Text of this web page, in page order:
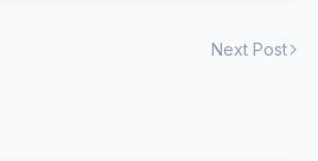
Next Post